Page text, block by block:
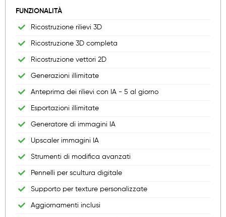
FUNZIONALITÀ
Ricostruzione rilievi 3D
Ricostruzione 3D completa
Ricostruzione vettori 2D
Generazioni illimitate
Anteprima dei rilievi con IA - 5 al giorno
Esportazioni illimitate
Generatore di immagini IA
Upscaler immagini IA
Strumenti di modifica avanzati
Pennelli per scultura digitale
Supporto per texture personalizzate
Aggiornamenti inclusi